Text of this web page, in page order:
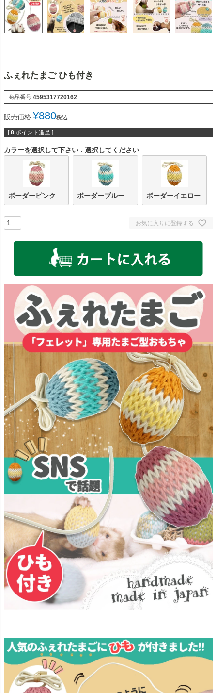
ふぇれたまご ひも付き
商品番号 4595317720162
販売価格 ¥880税込
[ 8 ポイント進呈 ]
カラーを選択して下さい 選択してください
ボーダーピンク ボーダーブルー ボーダーイエロー
お気に入りに登録する